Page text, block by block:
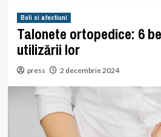
Boli si afectiuni
Talonete ortopedice: 6
utilizării lor
press 2 decembrie 2024